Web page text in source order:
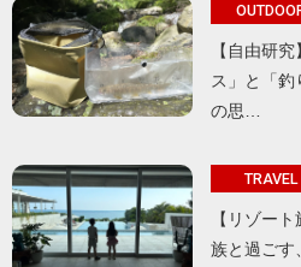
【自由研
ス」と「
の思…
TRAVEL
【リゾー
族と過ごす